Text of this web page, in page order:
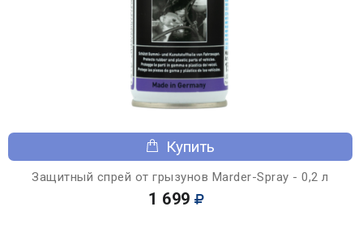
Купить
Защитный спрей от грызунов Marder-Spray - 0,2 л
1 699